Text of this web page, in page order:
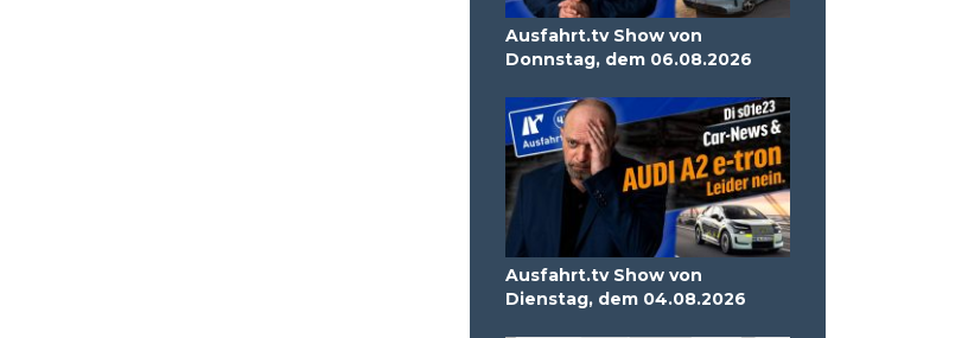
Ausfahrt.tv Show von
Donnstag, dem 06.08.2026
Ausfahrt.tv Show von
Dienstag, dem 04.08.2026